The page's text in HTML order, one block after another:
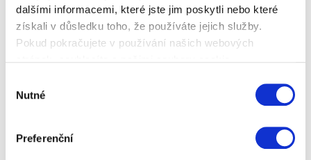
dalšími informacemi, které jste jim poskytli nebo které
získali v důsledku toho, že používáte jejich služby.
Pokud pokračujete v používání našich webových
souhlasu
Nutné
Preferenční